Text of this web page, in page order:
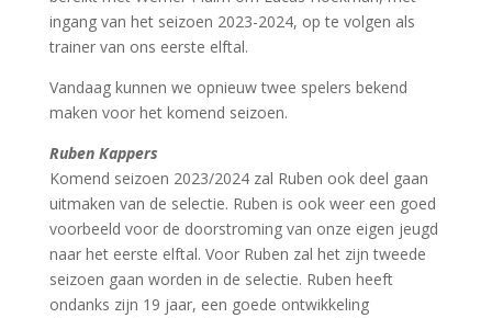
ingang van het seizoen 2023-2024, op te volgen als
trainer van ons eerste elftal.
Vandaag kunnen we opnieuw twee spelers bekend
maken voor het komend seizoen.
Ruben Kappers
Komend seizoen 2023/2024 zal Ruben ook deel gaan
uitmaken van de selectie. Ruben is ook weer een goed
voorbeeld voor de doorstroming van onze eigen jeugd
naar het eerste elftal. Voor Ruben zal het zijn tweede
seizoen gaan worden in de selectie. Ruben heeft
ondanks zijn 19 jaar, een goede ontwikkeling